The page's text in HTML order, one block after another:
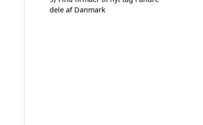
dele af Danmark